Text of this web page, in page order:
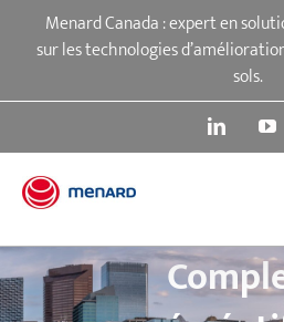
PasserMenard Canada : expert en
sur les technologies
sols.
LinkedIn